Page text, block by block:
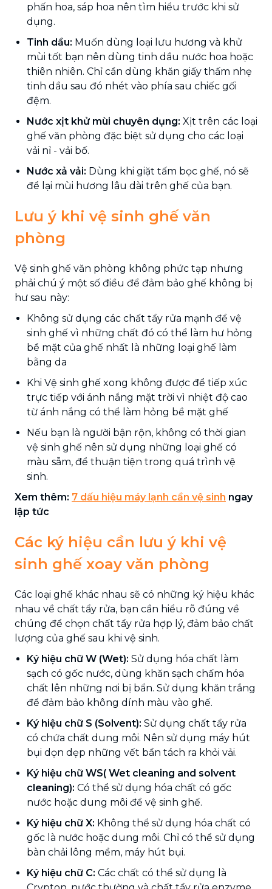
phấn hoa, sáp hoa nên tìm hiểu trước khi sử
dụng.
Tinh dầu: Muốn dùng loại lưu hương và khử
mùi tốt bạn nên dùng tinh dầu nước hoa hoặc
thiên nhiên. Chỉ cần dùng khăn giấy thấm nhẹ
tinh dầu sau đó nhét vào phía sau chiếc gối
đệm.
Nước xịt khử mùi chuyên dụng: Xịt trên các loại
ghế văn phòng đặc biệt sử dụng cho các loại
vải nỉ - vải bố.
Nước xả vải: Dùng khi giặt tấm bọc ghế, nó sẽ
để lại mùi hương lâu dài trên ghế của bạn.
Lưu ý khi vệ sinh ghế văn
phòng
Vệ sinh ghế văn phòng không phức tạp nhưng
phải chú ý một số điều để đảm bảo ghế không bị
hư sau này:
Không sử dụng các chất tẩy rửa mạnh để vệ
sinh ghế vì những chất đó có thể làm hư hỏng
bề mặt của ghế nhất là những loại ghế làm
bằng da
Khi Vệ sinh ghế xong không được để tiếp xúc
trực tiếp với ánh nắng mặt trời vì nhiệt độ cao
từ ánh nắng có thể làm hỏng bề mặt ghế
Nếu bạn là người bận rộn, không có thời gian
vệ sinh ghế nên sử dụng những loại ghế có
màu sẫm, để thuận tiện trong quá trình vệ
sinh.
Xem thêm: 7 dấu hiệu máy lạnh cần vệ sinh ngay
lập tức
Các ký hiệu cần lưu ý khi vệ
sinh ghế xoay văn phòng
Các loại ghế khác nhau sẽ có những ký hiệu khác
nhau về chất tẩy rửa, bạn cần hiểu rõ đúng về
chúng để chọn chất tẩy rửa hợp lý, đảm bảo chất
lượng của ghế sau khi vệ sinh.
Ký hiệu chữ W (Wet): Sử dụng hóa chất làm
sạch có gốc nước, dùng khăn sạch chấm hóa
chất lên những nơi bị bẩn. Sử dụng khăn trắng
để đảm bảo không dính màu vào ghế.
Ký hiệu chữ S (Solvent): Sử dụng chất tẩy rửa
có chứa chất dung môi. Nên sử dụng máy hút
bụi dọn dẹp những vết bẩn tách ra khỏi vải.
Ký hiệu chữ WS( Wet cleaning and solvent
cleaning): Có thể sử dụng hóa chất có gốc
nước hoặc dung môi để vệ sinh ghế.
Ký hiệu chữ X: Không thể sử dụng hóa chất có
gốc là nước hoặc dung môi. Chỉ có thể sử dụng
bàn chải lông mềm, máy hút bụi.
Ký hiệu chữ C: Các chất có thể sử dụng là